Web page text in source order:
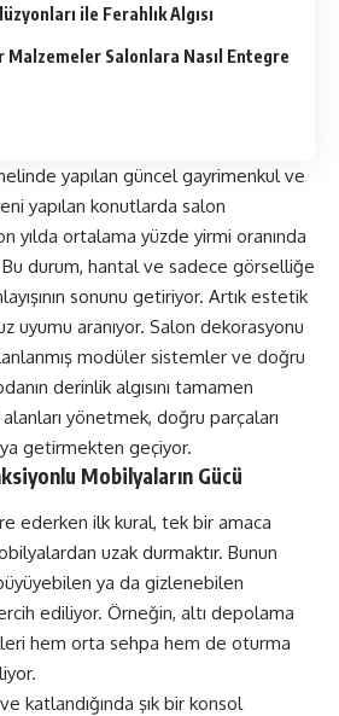
ile Ferahlık Algısı
Salonlara Nasıl Entegre
yapılan güncel gayrimenkul ve
yapılan konutlarda salon
yılda ortalama yüzde yirmi oranında
Bu durum, hantal ve sadece görselliğe
sonunu getiriyor. Artık estetik
uyumu aranıyor. Salon dekorasyonu
modüler sistemler ve doğru
derinlik algısını tamamen
yönetmek, doğru parçaları
getirmekten geçiyor.
Mobilyaların Gücü
ederken ilk kural, tek bir amaca
uzak durmaktır. Bunun
ya da gizlenebilen
ediliyor. Örneğin, altı depolama
hem orta sehpa hem de oturma
katlandığında şık bir konsol